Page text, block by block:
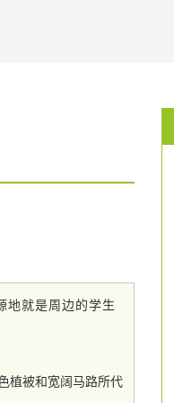
地就是周边的学生
植被和宽阔马路所代